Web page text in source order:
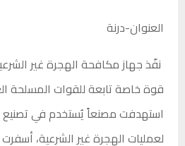
العنوان-درنة
نفّذ جهاز مكافحة الهجرة غير
قوة خاصة تابعة للقوات المسلحة
استهدفت مصنعاً يُستخدم في